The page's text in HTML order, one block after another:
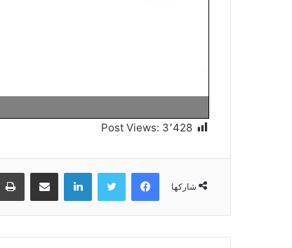
Post Views: 3٬428
شاركها
فيسبوك تويتر لينكدإن مشاركة عبر البريد